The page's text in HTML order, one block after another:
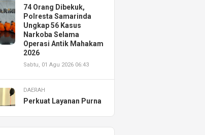
74 Orang Dibekuk,
Polresta Samarinda
Ungkap 56 Kasus
Narkoba Selama
Operasi Antik Mahakam
2026
Sabtu, 01 Agu 2026 06:43
DAERAH
Perkuat Layanan Purna
Resmikan AHASS